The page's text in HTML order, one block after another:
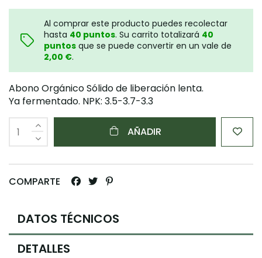
Al comprar este producto puedes recolectar
hasta 40 puntos. Su carrito totalizará 40
puntos que se puede convertir en un vale de
2,00 €.
Abono Orgánico Sólido de liberación lenta.
Ya fermentado. NPK: 3.5-3.7-3.3
AÑADIR
COMPARTE
DATOS TÉCNICOS
DETALLES